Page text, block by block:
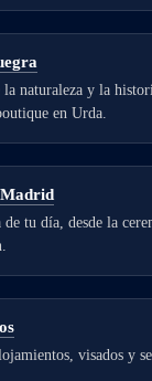
la naturaleza y la
en Urda.
tu día, desde la
visados y